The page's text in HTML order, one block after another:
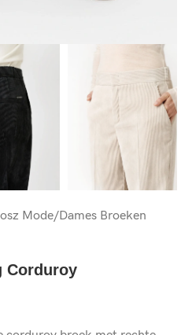
Mode/Dames Broeken
Corduroy